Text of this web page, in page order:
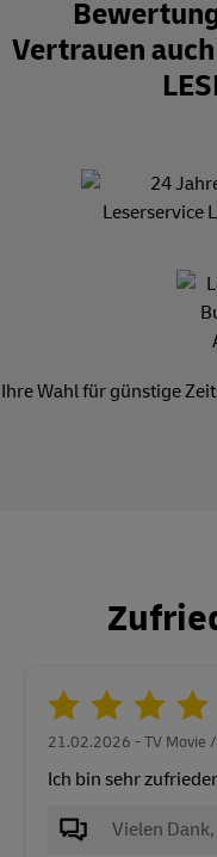
Vertrauen
Ihre Wahl für günstige
21.02.2026 - TV Movie
Ich bin sehr
Vielen